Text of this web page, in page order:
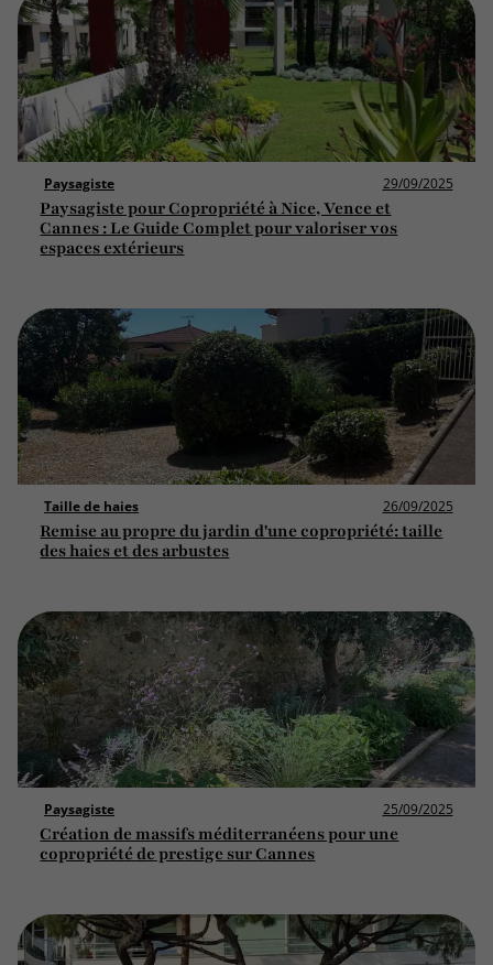
Paysagiste 29/09/2025
Paysagiste pour Copropriété à Nice, Vence et
Cannes : Le Guide Complet pour valoriser vos
espaces extérieurs
Taille de haies 26/09/2025
Remise au propre du jardin d'une copropriété: taille
des haies et des arbustes
Paysagiste 25/09/2025
Création de massifs méditerranéens pour une
copropriété de prestige sur Cannes